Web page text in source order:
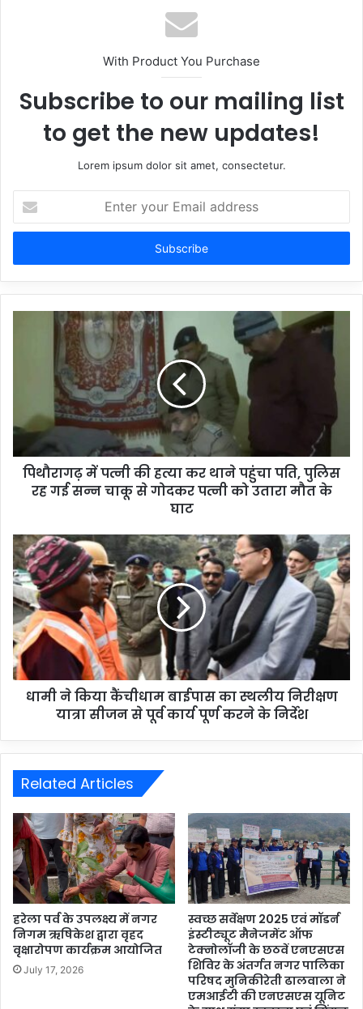
With Product You Purchase
Subscribe to our mailing list
to get the new updates!
Lorem ipsum dolor sit amet, consectetur.
your
Email
पिथौरागढ़ में पत्नी की हत्या कर थाने पहुंचा पति, पुलिस
रह गई सन्न चाकू से गोदकर पत्नी को उतारा मौत के
घाट
धामी ने किया कैंचीधाम बाईपास का स्थलीय निरीक्षण
यात्रा सीजन से पूर्व कार्य पूर्ण करने के निर्देश
Related Articles
हरेला पर्व के उपलक्ष्य में नगर
निगम ऋषिकेश द्वारा वृहद
वृक्षारोपण कार्यक्रम आयोजित
July 17, 2026
स्वच्छ सर्वेक्षण 2025 एवं मॉडर्न
इंस्टीट्यूट मैनेजमेंट ऑफ
टेक्नोलॉजी के छठवें एनएसएस
शिविर के अंतर्गत नगर पालिका
परिषद मुनिकीरेती ढालवाला ने
एमआईटी की एनएसएस यूनिट